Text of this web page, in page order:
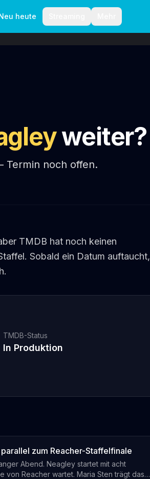
heute
weiter?
Termin noch offen.
TMDB hat noch keinen
Sobald ein Datum auftaucht,
TMDB-Status
In Produktion
zum Reacher-Staffelfinale
Abend. Neagley startet mit acht
von Reacher wartet. Maria Sten trägt das
RichtlinienAutoren